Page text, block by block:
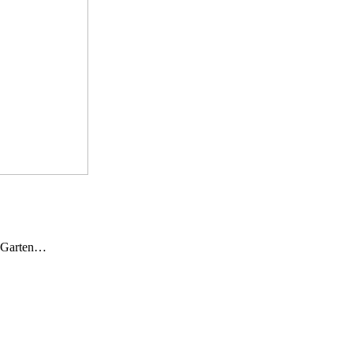
Garten…